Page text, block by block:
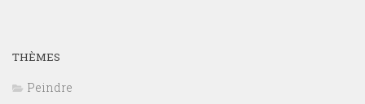
THÈMES
Peindre